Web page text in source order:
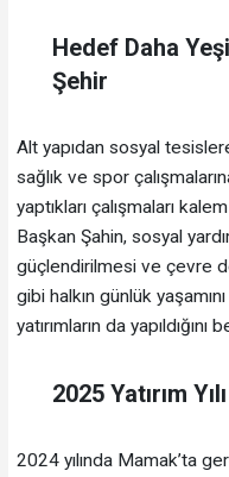
Hedef Daha
Şehir
Alt yapıdan sosyal
sağlık ve spor
yaptıkları çalışmaları
Başkan Şahin, sosyal
güçlendirilmesi ve çevre
gibi halkın günlük
yatırımların da yapıldığını
2025 Yatırım
2024 yılında Mamak’ta